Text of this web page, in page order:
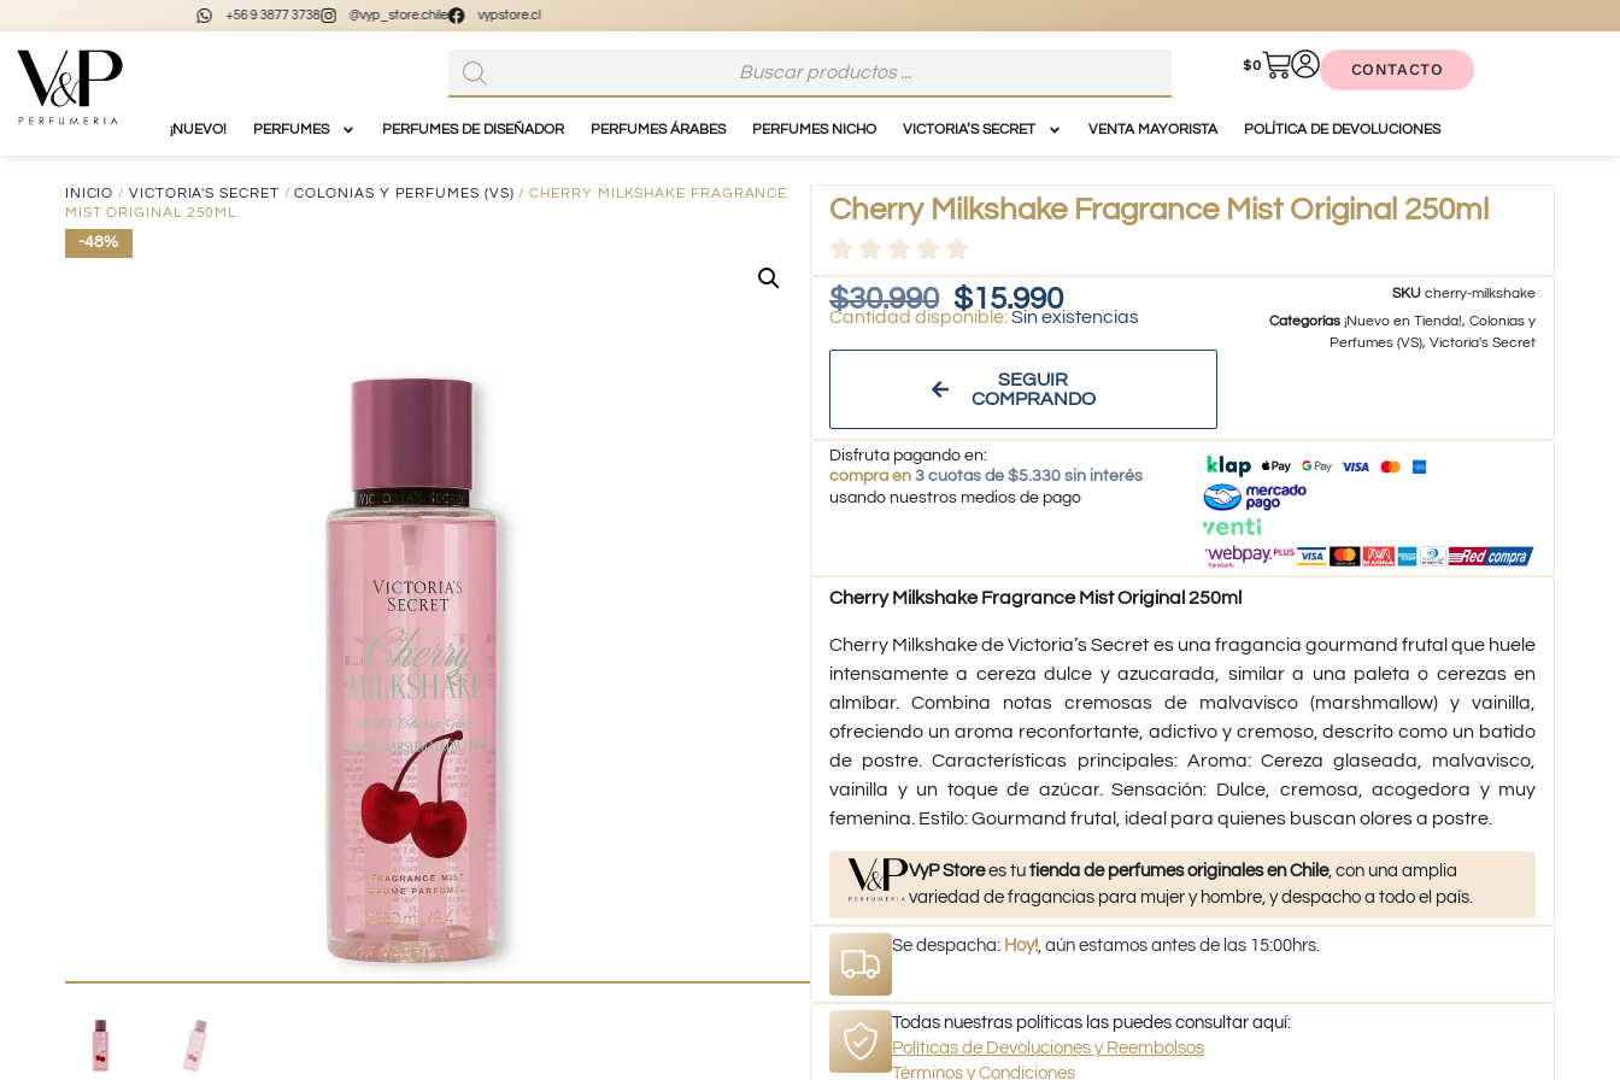
@vyp_store.chile vypstore.cl
$0 CONTACTO
¡NUEVO! PERFUMES PERFUMES DE DISEÑADOR PERFUMES ÁRABES PERFUMES NICHO VICTORIA’S SECRET VENTA MAYORISTA POLÍTICA DE DEVOLUCIONES
INICIO /VICTORIA'S SECRET /COLONIAS Y PERFUMES (VS) / CHERRY MILKSHAKE FRAGRANCE
MIST ORIGINAL 250ML
-48%
Cherry Milkshake Fragrance Mist Original 250ml
$30.990 $15.990
Sin existencias
SEGUIR
COMPRANDO
SKUcherry-milkshake
Categorías ¡Nuevo en Tienda!,Colonias y
Perfumes (VS),Victoria's Secret
Disfruta pagando en:
compra en 3 cuotas de $5.330 sin interés
usando nuestros medios de pago
Cherry Milkshake Fragrance Mist Original 250ml
Cherry Milkshake de Victoria’s Secret es una fragancia gourmand frutal que huele
intensamente a cereza dulce y azucarada, similar a una paleta o cerezas en
almíbar. Combina notas cremosas de malvavisco (marshmallow) y vainilla,
ofreciendo un aroma reconfortante, adictivo y cremoso, descrito como un batido
de postre. Características principales: Aroma: Cereza glaseada, malvavisco,
vainilla y un toque de azúcar. Sensación: Dulce, cremosa, acogedora y muy
femenina. Estilo: Gourmand frutal, ideal para quienes buscan olores a postre.
VyP Storees tutienda de perfumes originales en Chile, con una amplia
variedad de fragancias para mujer y hombre, y despacho a todo el país.
Se despacha: Hoy! , aún estamos antes de las 15:00hrs.
Todas nuestras políticas las puedes consultar aquí:
Políticas de Devoluciones y Reembolsos
Términos y Condiciones